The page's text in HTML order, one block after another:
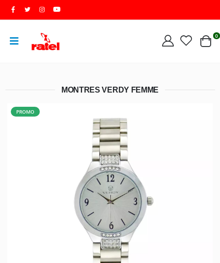
0
MONTRES VERDY FEMME
PROMO